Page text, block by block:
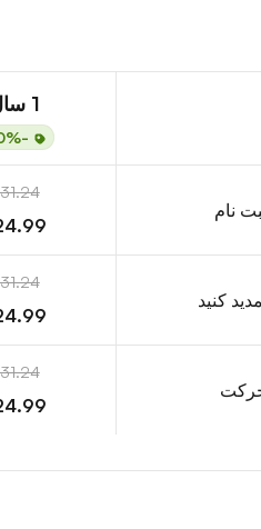
1 سال
-40%
نام
کنید